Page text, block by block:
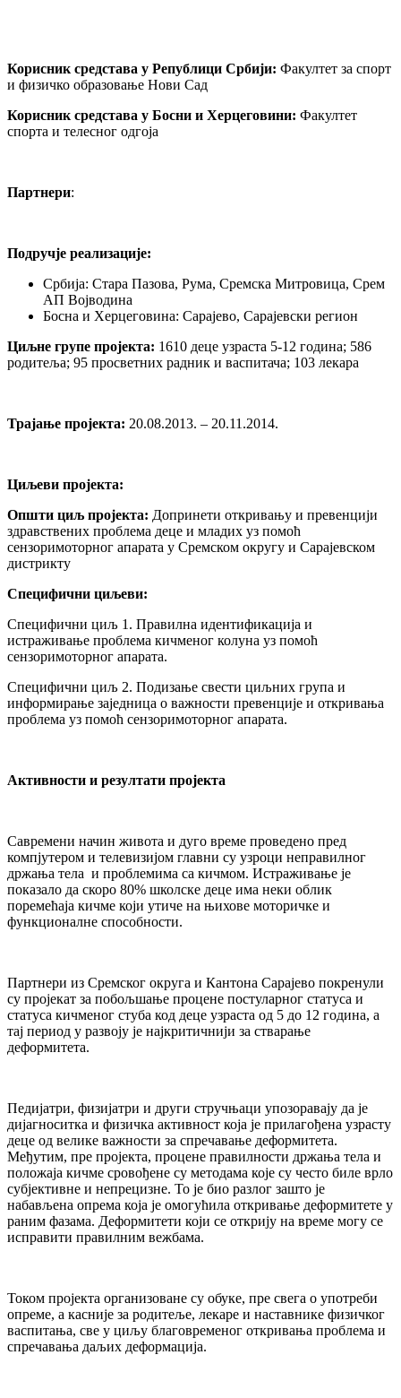
Корисник средстава у Републици Србији: Факултет за спорт
и физичко образовање Нови Сад
Корисник средстава у Босни и Херцеговини: Факултет
спорта и телесног одгоја
Партнери:
Подручје реализације:
Србија: Стара Пазова, Рума, Сремска Митровица, Срем
АП Војводина
Босна и Херцеговина: Сарајево, Сарајевски регион
Циљне групе пројекта: 1610 деце узраста 5-12 година; 586
родитеља; 95 просветних радник и васпитача; 103 лекара
Трајање пројекта: 20.08.2013. – 20.11.2014.
Циљеви пројекта:
Општи циљ пројекта: Допринети откривању и превенцији
здравствених проблема деце и младих уз помоћ
сензоримоторног апарата у Сремском округу и Сарајевском
дистрикту
Специфични циљеви:
Специфични циљ 1. Правилна идентификација и
истраживање проблема кичменог колуна уз помоћ
сензоримоторног апарата.
Специфични циљ 2. Подизање свести циљних група и
информирање заједница о важности превенције и откривања
проблема уз помоћ сензоримоторног апарата.
Активности и резултати пројекта
Савремени начин живота и дуго време проведено пред
компјутером и телевизијом главни су узроци неправилног
држања тела и проблемима са кичмом. Истраживање је
показало да скоро 80% школске деце има неки облик
поремећаја кичме који утиче на њихове моторичке и
функционалне способности.
Партнери из Сремског округа и Кантона Сарајево покренули
су пројекат за побољшање процене постуларног статуса и
статуса кичменог стуба код деце узраста од 5 до 12 година, а
тај период у развоју је најкритичнији за стварање
деформитета.
Педијатри, физијатри и други стручњаци упозоравају да је
дијагноситка и физичка активност која је прилагођена узрасту
деце од велике важности за спречавање деформитета.
Међутим, пре пројекта, процене правилности држања тела и
положаја кичме сровођене су методама које су често биле врло
субјективне и непрецизне. То је био разлог зашто је
набављена опрема која је омогућила откривање деформитете у
раним фазама. Деформитети који се открију на време могу се
исправити правилним вежбама.
Током пројекта организоване су обуке, пре свега о употреби
опреме, а касније за родитеље, лекаре и наставнике физичког
васпитања, све у циљу благовременог откривања проблема и
спречавања даљих деформација.